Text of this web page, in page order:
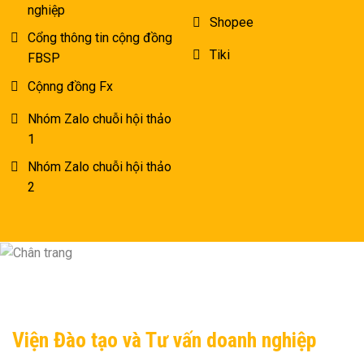
nghiệp
Cổng thông tin cộng đồng
FBSP
Cộnng đồng Fx
Nhóm Zalo chuỗi hội thảo
1
Nhóm Zalo chuỗi hội thảo
2
Shopee
Tiki
Viện Đào tạo và Tư vấn doanh nghiệp